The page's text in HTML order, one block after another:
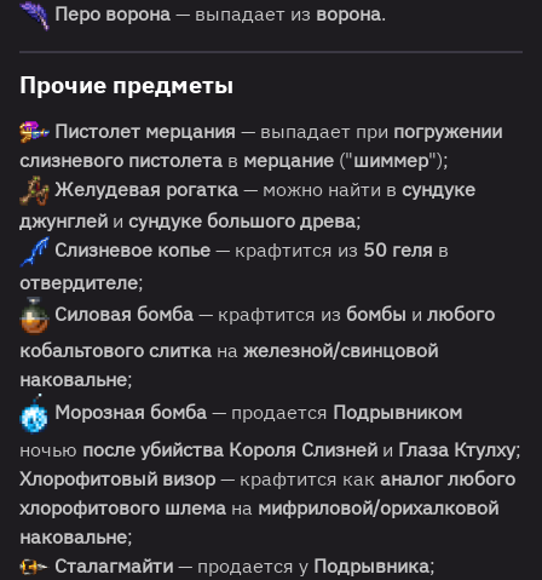
Перо ворона — выпадает из ворона.
Прочие предметы
Пистолет мерцания — выпадает при погружении
слизневого пистолета в мерцание ("шиммер");
Желудевая рогатка — можно найти в сундуке
джунглей и сундуке большого древа;
Слизневое копье — крафтится из 50 геля в
отвердителе;
Силовая бомба — крафтится из бомбы и любого
кобальтового слитка на железной/свинцовой
наковальне;
Морозная бомба — продается Подрывником
ночью после убийства Короля Слизней и Глаза Ктулху;
Хлорофитовый визор — крафтится как аналог любого
хлорофитового шлема на мифриловой/орихалковой
наковальне;
Сталагмайти — продается у Подрывника;